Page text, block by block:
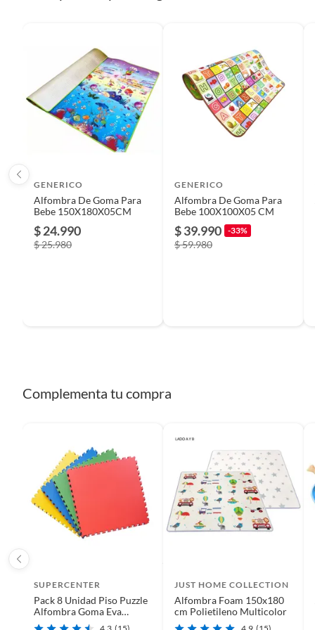
País de origen
Condicion del producto
Detalle de la Condición nuevo
Detalle de la garantía
Cantidad de paquetes
Tipo de toalla
Tipo de alfombra
Largo 189 cm
Gramaje
Color
GENERICO
Alfombra De Goma Para
Bebe 150X180X05CM
$ 24.990
$ 25.980
GENERICO
Alfombra De Goma Para
Bebe 100X100X05 CM
$ 39.990 -33%
$ 59.980
Complementa tu compra
SUPERCENTER
Pack 8 Unidad Piso Puzzle
Alfombra Goma Eva
Antigolpes 60x604.3 (15)
JUST HOME COLLECTION
Alfombra Foam 150x180
cm Polietileno Multicolor
4.9 (15)